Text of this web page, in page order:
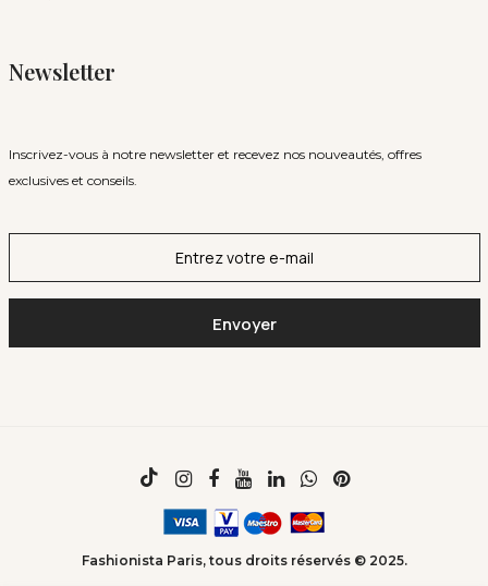
Newsletter
Inscrivez-vous à notre newsletter et recevez nos nouveautés, offres
exclusives et conseils.
Fashionista Paris, tous droits réservés © 2025.